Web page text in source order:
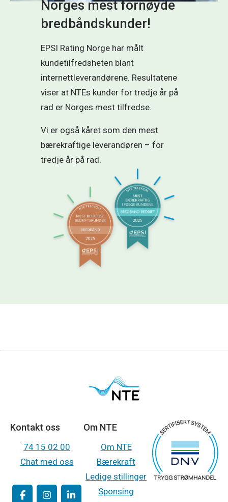
Norges mest fornøyde
bredbåndskunder!
EPSI Rating Norge har målt
kundetilfredsheten blant
internettleverandørene. Resultatene
viser at NTEs kunder for tredje år på
rad er Norges mest tilfredse.
Vi er også kåret som den mest
bærekraftige leverandøren – for
tredje år på rad.
Kontakt oss
74 15 02 00
Chat med oss
Om NTE
Om NTE
Bærekraft
Ledige stillinger
Sponsing